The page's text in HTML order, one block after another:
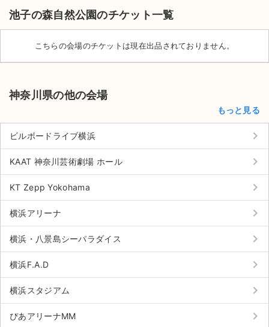
サイト情報
チケットジャム利用規約
プライバシーポリシー
公演登録依頼
不正転売禁止法について
チケットジャムの取り組み
音楽情報
池子の森自然公園のチケット一覧
こちらの会場のチケットは現在出品されておりません。
神奈川県の他の会場
もっと見る
ビルボードライブ横浜 keyboard_arrow_right
KAAT 神奈川芸術劇場 ホール keyboard_arrow_right
KT Zepp Yokohama keyboard_arrow_right
横浜アリーナ keyboard_arrow_right
横浜・八景島シーパラダイス keyboard_arrow_right
横浜F.A.D keyboard_arrow_right
横浜スタジアム keyboard_arrow_right
ぴあアリーナMM keyboard_arrow_right